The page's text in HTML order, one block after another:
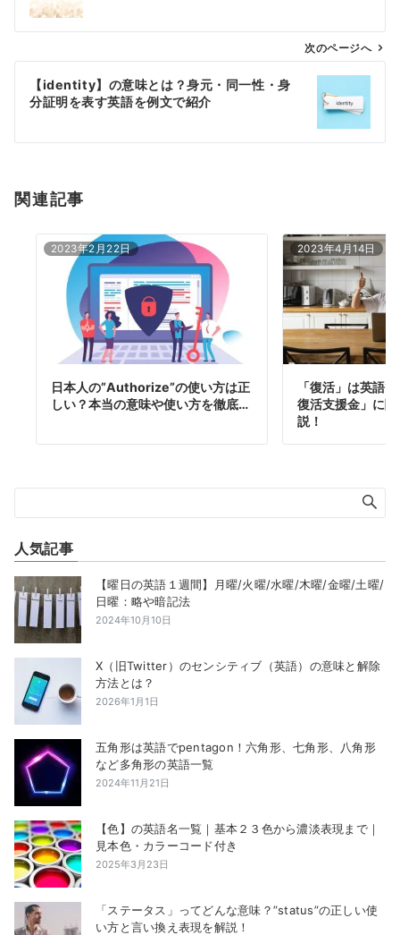
ン
次のページへ
【identity】の意味とは？身元・同一性・身
分証明を表す英語を例文で紹介
関連記事
2023年2月22日
日本人の”Authorize”の使い方は正
しい？本当の意味や使い方を徹底…
2023年4月14日
「復活」は英語
復活支援金」に
説！
人気記事
【曜日の英語１週間】月曜/火曜/水曜/木曜/金曜/土曜/
日曜：略や暗記法
2024年10月10日
X（旧Twitter）のセンシティブ（英語）の意味と解除
方法とは？
2026年1月1日
五角形は英語でpentagon！六角形、七角形、八角形
など多角形の英語一覧
2024年11月21日
【色】の英語名一覧｜基本２３色から濃淡表現まで｜
見本色・カラーコード付き
2025年3月23日
「ステータス」ってどんな意味？”status”の正しい使
い方と言い換え表現を解説！